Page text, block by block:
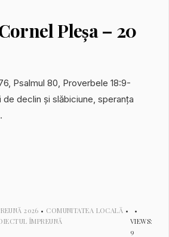
Pleșa – 20
Psalmul 80, Proverbele 18:9-
de declin și slăbiciune, speranța
2026 • COMUNITATEA LOCALĂ •
ÎMPREUNĂ
•
VIEWS:
9